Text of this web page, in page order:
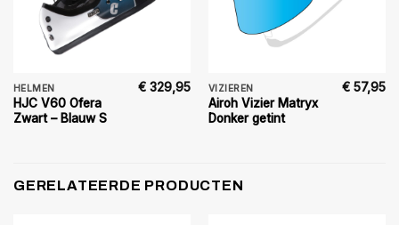
HELMEN
HJC V60 Ofera
Zwart – Blauw S
€ 329,95 VIZIEREN
Airoh Vizier Matryx
Donker getint
€ 57,95
GERELATEERDE PRODUCTEN